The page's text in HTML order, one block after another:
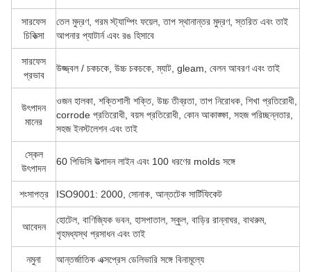
সারফেস
চিকিত্সা
তেল মুদ্রণ, গরম স্ট্যাম্পিং ফয়েল, তাপ স্থানান্তর মুদ্রণ, স্তরিত এবং তাই
আপনার প্যাটার্ন এবং রঙ হিসাবে
সারফেস
প্রভাব
উজ্জ্বল / চকচকে, উচ্চ চকচকে, ম্যাট, gleam, বেলন আবরণ এবং তাই
উৎপাদন
মানের
ওজন হালকা, শক্তিশালী শক্তি, উচ্চ তীব্রতা, তাপ নিরোধক, শিখা প্রতিরোধী,
corrode প্রতিরোধী, বয়স প্রতিরোধী, কোন আকাঙ্ক্ষা, সহজ পরিচ্ছন্নতার,
সহজ ইনস্টলেশন এবং তাই
স্কেল
উৎপাদন
60 পিভিসি উত্পাদন লাইন এবং 100 ধরণের molds সঙ্গে
শংসাপত্র ISO9001: 2000, সোনাক, আন্তটেক সার্টিফিকেট
আবেদন
হোটেল, বাণিজ্যিক ভবন, হাসপাতাল, স্কুল, বাড়ির রান্নাঘর, বাথরুম,
গৃহমধ্যস্থ প্রসাধন এবং তাই
নমুনা
আন্তর্জাতিক এক্সপ্রেস ডেলিভারি সঙ্গে বিনামূল্যে